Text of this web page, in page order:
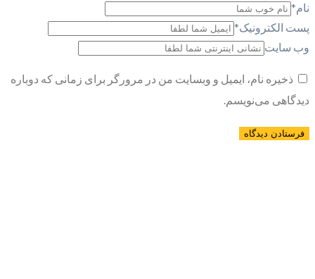
نام*
پست الکترونیک*
وب سایت
ذخیره نام، ایمیل و وبسایت من در مرورگر برای زمانی که دوباره
دیدگاهی می‌نویسم.